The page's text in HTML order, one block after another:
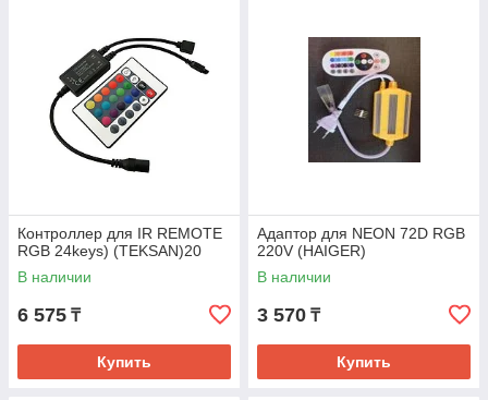
Контроллер для IR REMOTE
RGB 24keys) (TEKSAN)20
В наличии
6 575 ₸
Купить
Адаптор для NEON 72D RGB
220V (HAIGER)
В наличии
3 570 ₸
Купить